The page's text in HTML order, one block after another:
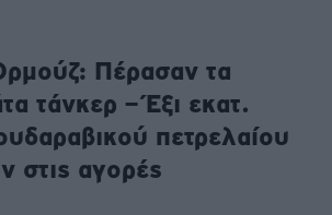
Πέρασαν τα
τάνκερ – Έξι εκατ.
πετρελαίου
στις αγορές